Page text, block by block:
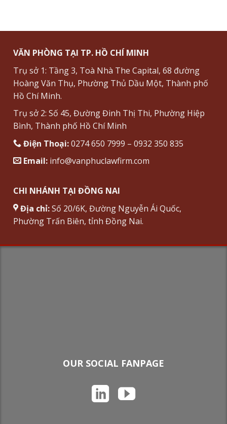
VĂN PHÒNG TẠI TP. HỒ CHÍ MINH
Trụ sở 1: Tầng 3, Toà Nhà The Capital, 68 đường
Hoàng Văn Thụ, Phường Thủ Dầu Một, Thành phố
Hồ Chí Minh.
Trụ sở 2: Số 45, Đường Đinh Thị Thi, Phường Hiệp
Bình, Thành phố Hồ Chí Minh
Điện Thoại:0274 650 7999 – 0932 350 835
Email: info@vanphuclawfirm.com
CHI NHÁNH TẠI ĐỒNG NAI
Địa chỉ:Số 20/6K, Đường Nguyễn Ái Quốc,
Phường Trấn Biên, tỉnh Đồng Nai.
OUR SOCIAL FANPAGE